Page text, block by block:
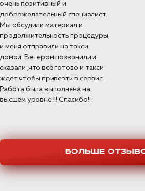
очень позитивный и
доброжелательный специалист.
Мы обсудили материал и
продолжительность процедуры
и меня отправили на такси
домой. Вечером позвонили и
сказали ,что всё готово и такси
ждёт чтобы привезти в сервис.
Работа была выполнена на
высшем уровне !!! Спасибо!!!
БОЛЬШЕ